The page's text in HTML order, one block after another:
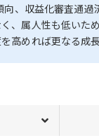
、収益化審査通過
、属人性も低いた
高めれば更なる成